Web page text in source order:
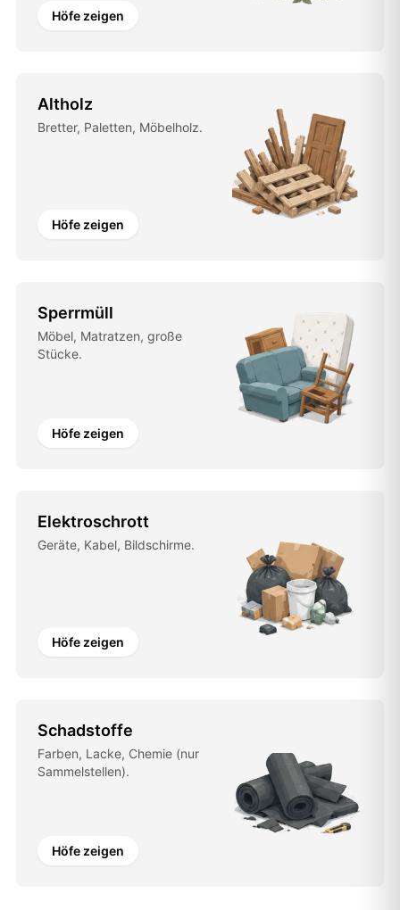
Höfe zeigen
Altholz
Bretter, Paletten, Möbelholz.
Höfe zeigen
Sperrmüll
Möbel, Matratzen, große
Stücke.
Höfe zeigen
Elektroschrott
Geräte, Kabel, Bildschirme.
Höfe zeigen
Schadstoffe
Farben, Lacke, Chemie (nur
Sammelstellen).
Höfe zeigen